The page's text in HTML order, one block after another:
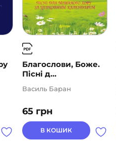
Благослови, Боже.
Пісні д...
65 грн
Василь Баран
В КОШИК